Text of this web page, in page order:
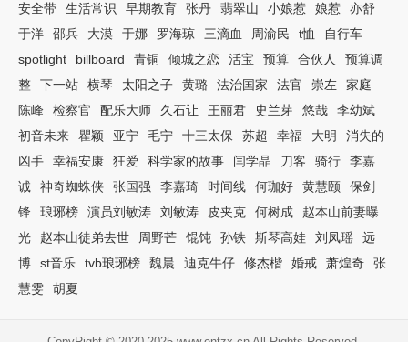
安全带
生活常识 早期教育 张丹 翡翠山 小娘惹 娘惹
亦舒
于洋
邵兵 大漠 于娜 罗海琼 三滴血 周渝民 t恤
自行车
spotlight
billboard 青铜 倾城之恋 活宝 预算 合伙人
预算调
整
下一站 横琴 太阳之子 黄璐 法治国家 法官 崇左
家庭
陈峰
检察官 配乐大师 久石让 王丽君 史兰芽 悠哉
李幼斌
初音未来
瞿颖 亚宁 毛宁 十三太保 苏超 幸福 大明
消失的
凶手
幸福安康 狂爱 科学家的故事 闫学晶 刀客 骑行
李嘉
诚
神奇蜘蛛侠 张国强 李嘉琦 时间线 何珈好 黄慧颐
保剑
锋
琅琊榜 演员刘敏涛 刘敏涛 皮夹克 何树成
赵本山前妻曝
光
赵本山徒弟去世 周野芒 馄饨 孙铁 斯琴高娃 刘凤瑶
远
博
st音乐 tvb琅琊榜 魏晨 迪克牛仔 修杰楷 婚戒 萧煌奇
张
慧雯
胡夏